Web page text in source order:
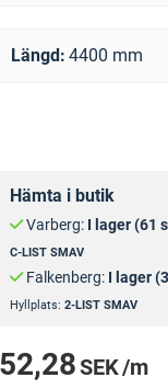
Längd 4400 mm
Hämta i butik
Varberg: I lager (61
C-LIST SMAV
Falkenberg: I lager
Hyllplats: 2-LIST SMAV
52,28SEK/m